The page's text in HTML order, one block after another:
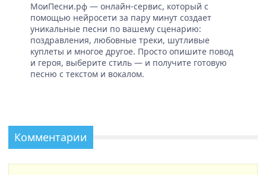
МоиПесни.рф — онлайн-сервис, который с
помощью нейросети за пару минут создает
уникальные песни по вашему сценарию:
поздравления, любовные треки, шутливые
куплеты и многое другое. Просто опишите повод
и героя, выберите стиль — и получите готовую
песню с текстом и вокалом.
Комментарии